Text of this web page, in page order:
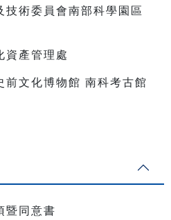
技術委員會南部科學園區
資產管理處
前文化博物館 南科考古館
暨同意書